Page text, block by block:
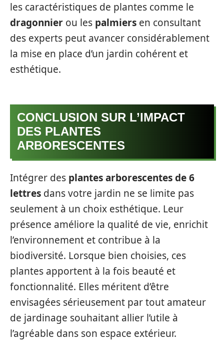
les caractéristiques de plantes comme le
dragonnier ou les palmiers en consultant
des experts peut avancer considérablement
la mise en place d’un jardin cohérent et
esthétique.
CONCLUSION SUR L’IMPACT
DES PLANTES
ARBORESCENTES
Intégrer des plantes arborescentes de 6
lettres dans votre jardin ne se limite pas
seulement à un choix esthétique. Leur
présence améliore la qualité de vie, enrichit
l’environnement et contribue à la
biodiversité. Lorsque bien choisies, ces
plantes apportent à la fois beauté et
fonctionnalité. Elles méritent d’être
envisagées sérieusement par tout amateur
de jardinage souhaitant allier l’utile à
l’agréable dans son espace extérieur.